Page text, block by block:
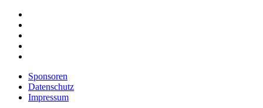
Skip
main
content
Sponsoren
Datenschutz
Impressum